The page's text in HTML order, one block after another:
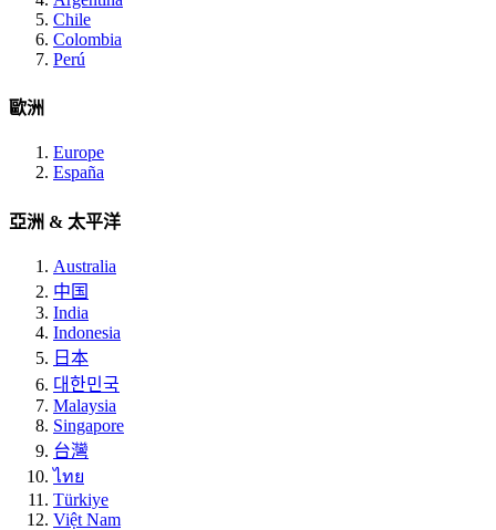
Chile
Colombia
Perú
歐洲
Europe
España
亞洲 & 太平洋
Australia
中国
India
Indonesia
日本
대한민국
Malaysia
Singapore
台灣
ไทย
Türkiye
Việt Nam